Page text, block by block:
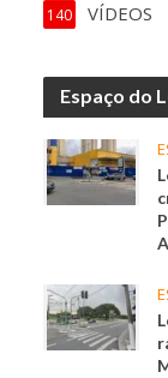
VÍDEOS
140
Espaço do